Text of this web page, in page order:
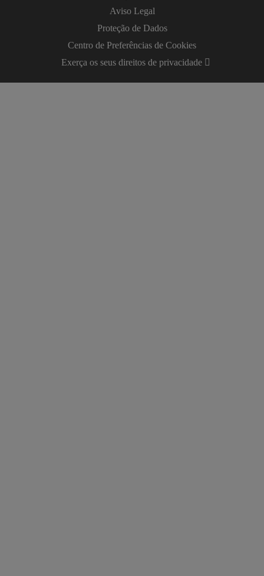
Aviso Legal
Proteção de Dados
Centro de Preferências de Cookies
Exerça os seus direitos de privacidade